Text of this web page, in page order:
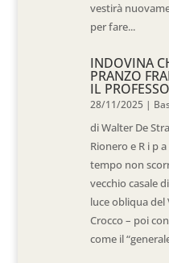
vestirà
per fare...
INDOVINA
PRANZO
IL
28/11/2025 |
di Walter De
Rionero e R i p
tempo non
vecchio casale
luce obliqua del
Crocco – poi
come il